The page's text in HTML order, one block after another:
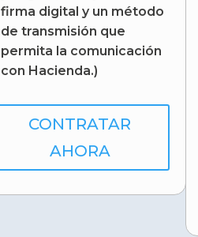
firma digital y un método
de transmisión que
permita la comunicación
con Hacienda.)
CONTRATAR
AHORA